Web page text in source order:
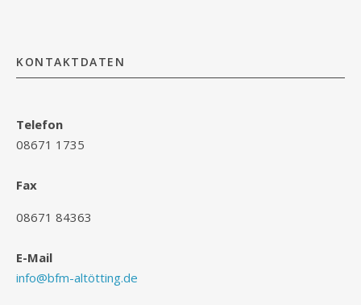
KONTAKTDATEN
Telefon
08671 1735
Fax
08671 84363
E-Mail
info@bfm-altötting.de